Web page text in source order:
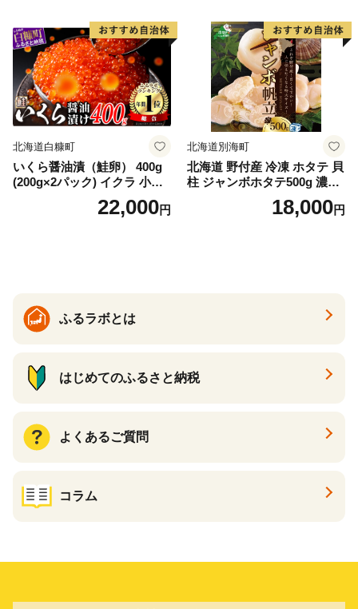
満足 美味しい 贈答 生食用 刺
身 お刺身 刺し身 魚介類 海鮮
冷凍 厚切り 薄切り ふるさと
納税 ふるさとチョイス チョ
イス 北海道 白糠町
北海道白糠町
いくら醤油漬（鮭卵） 400g
(200g×2パック) イクラ 小分
け いくら醤油漬 鮭いくら い
くら醤油漬け 鮭 鮭卵 ikura
22,000円
北海道別海町
北海道 野付産 冷凍 ホタテ 貝
柱 ジャンボホタテ500g 濃厚
な旨味と甘み （ほたて ホタ
テ 帆立 貝柱 ホタテ貝柱 大玉
18,000円
ふるラボとは
はじめてのふるさと納税
よくあるご質問
コラム